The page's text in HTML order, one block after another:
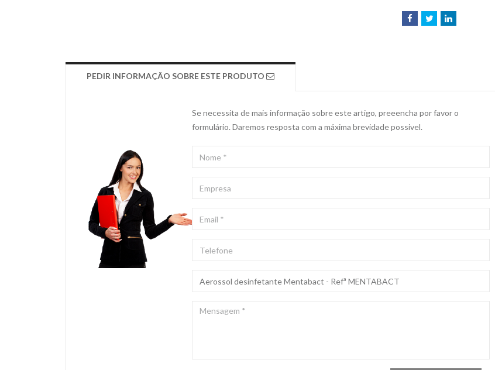
PEDIR INFORMAÇÃO SOBRE ESTE PRODUTO
Se necessita de mais informação sobre este artigo, preeencha por favor o
formulário. Daremos resposta com a máxima brevidade possivel.
*